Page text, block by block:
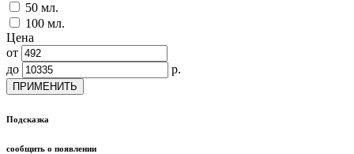
50 мл.
100 мл.
Цена
от
до
р.
ПРИМЕНИТЬ
Подсказка
сообщить о появлении